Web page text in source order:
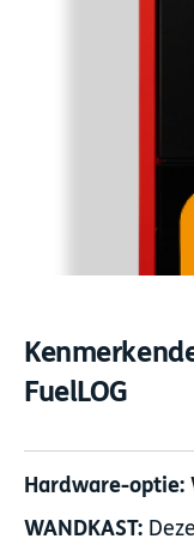
FuelLOG
Hardware-optie:
WANDKAST: